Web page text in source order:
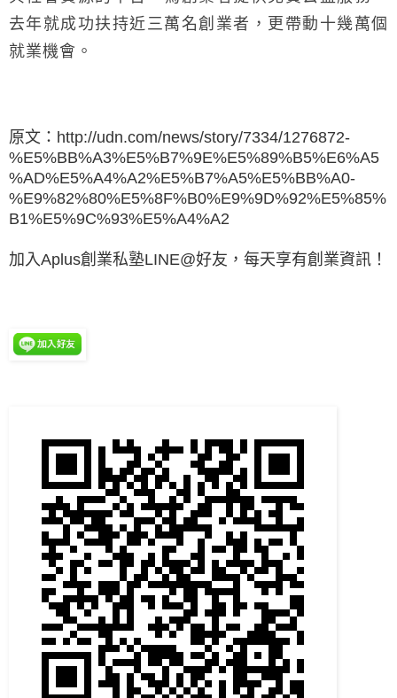
去年就成功扶持近三萬名創業者，更帶動十幾萬個
就業機會。
原文： http://udn.com/news/story/7334/1276872-
%E5%BB%A3%E5%B7%9E%E5%89%B5%E6%A5
%AD%E5%A4%A2%E5%B7%A5%E5%BB%A0-
%E9%82%80%E5%8F%B0%E9%9D%92%E5%85%
B1%E5%9C%93%E5%A4%A2
加入Aplus創業私塾LINE@好友，每天享有創業資訊！